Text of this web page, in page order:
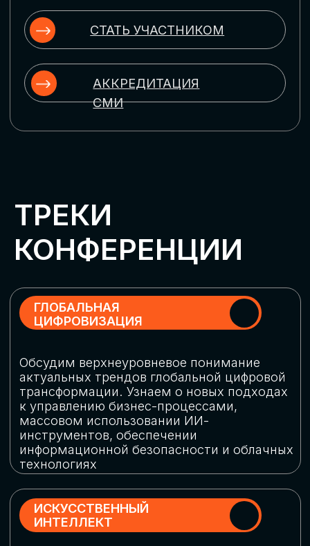
Выясним, как в наши дни уверенно
защищать свой бизнес от киберугроз
ЦИФРОВИЗАЦИЯ
МАРКЕТИНГА И ПРОДАЖ
Обменяемся опытом, какие ИИ-решения
в маркетинге и продажах наиболее
рекламными кампаниями показывают
наибольшую эффективность
комплексные решения для роста
производительности и кейсы
оптимизации процессов найма,
развития, оценки и удержания
РОБОТИЗАЦИЯ
Узнаем, в каких отраслях ИИ
«материализуется», какие роботы
решают сложные бизнес-задачи, а где
только обсуждают концепции
роботизации и потенциальные бюджеты
на тестирование образцов
ЦИФРОВИЗАЦИЯ
КЛИЕНТСКОГО СЕРВИСА
Разберем кейсы в сфере цифровизации